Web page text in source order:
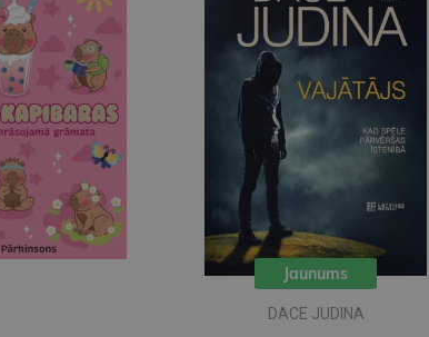
Jaunums
DACE JUDINA